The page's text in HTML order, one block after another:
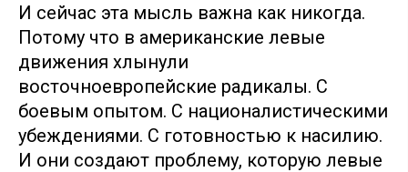
И сейчас эта мысль важна как никогда.
Потому что в американские левые
движения хлынули
восточноевропейские радикалы. С
боевым опытом. С националистическими
убеждениями. С готовностью к насилию.
И они создают проблему, которую левые